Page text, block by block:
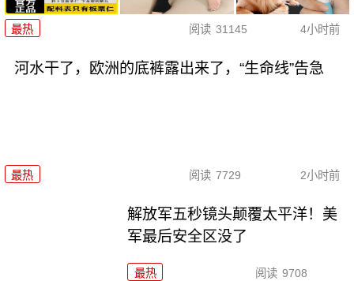
最热 阅读 31145 4小时前
河水干了，欧洲的底裤露出来了，“生命线”告急
最热 阅读 7729 2小时前
解放军五秒镜头颠覆太平洋！美
军最后安全区没了
最热 阅读 9708